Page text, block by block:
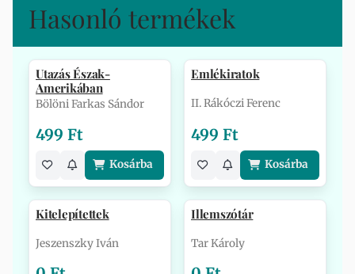
Hasonló termékek
Utazás Észak-
Amerikában
Bölöni Farkas Sándor
499 Ft
Kosárba
Emlékiratok
II. Rákóczi Ferenc
499 Ft
Kosárba
Kitelepítettek
Jeszenszky Iván
Illemszótár
Tar Károly